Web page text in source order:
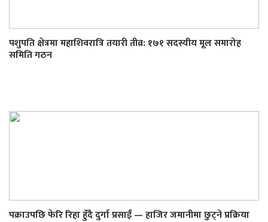
पशुपति क्षेत्रमा महाशिवरात्रि तयारी तीव्र: १७१ सदस्यीय मूल समारोह
समिति गठन
पक्राउपछि फेरि रिहा हुँदै दुर्गा प्रसाईं — हाजिर जमानीमा छुट्ने प्रक्रिया